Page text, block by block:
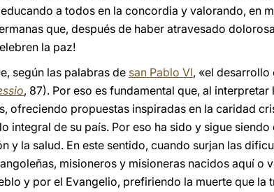
a todos en la concordia y valorando, en
que, después de haber atravesado
la paz!
según las palabras de san Pablo VI, «el desarrollo
, 87). Por eso es fundamental que, al
ofreciendo propuestas inspiradas en la caridad
integral de su país. Por eso ha sido y sigue
y la salud. En este sentido, cuando surjan las
misioneros y misioneras nacidos aquí o
y por el Evangelio, prefiriendo la muerte que la